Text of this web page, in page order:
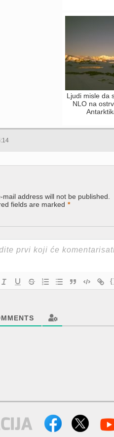
Ljudi misle da
NLO na
mail address will not be published.
fields are marked *